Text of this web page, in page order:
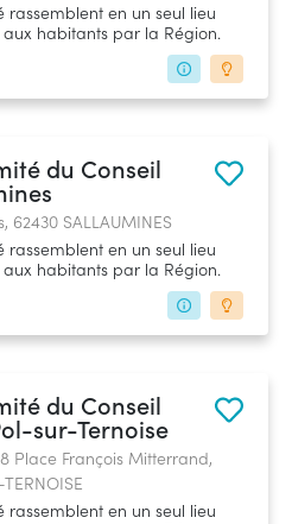
rassemblent en un seul lieu
aux habitants par la Région.
du Conseil
SALLAUMINES
rassemblent en un seul lieu
aux habitants par la Région.
du Conseil
sur-Ternoise
Place François Mitterrand,
rassemblent en un seul lieu